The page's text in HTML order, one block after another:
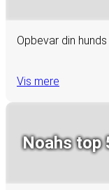
Opbevar din
Vis mere
Noahs